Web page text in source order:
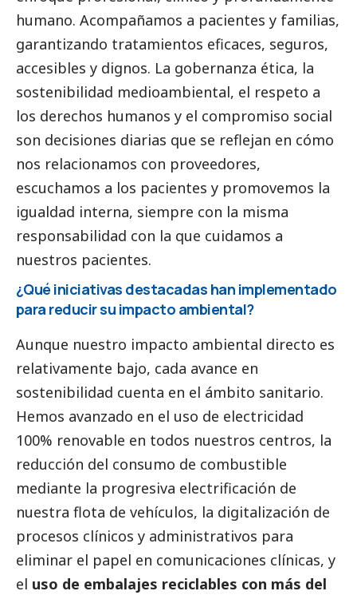
humano. Acompañamos a pacientes y familias,
garantizando tratamientos eficaces, seguros,
accesibles y dignos. La gobernanza ética, la
sostenibilidad medioambiental, el respeto a
los derechos humanos y el compromiso social
son decisiones diarias que se reflejan en cómo
nos relacionamos con proveedores,
escuchamos a los pacientes y promovemos la
igualdad interna, siempre con la misma
responsabilidad con la que cuidamos a
nuestros pacientes.
¿Qué iniciativas destacadas han implementado
para reducir su impacto ambiental?
Aunque nuestro impacto ambiental directo es
relativamente bajo, cada avance en
sostenibilidad cuenta en el ámbito sanitario.
Hemos avanzado en el uso de electricidad
100% renovable en todos nuestros centros, la
reducción del consumo de combustible
mediante la progresiva electrificación de
nuestra flota de vehículos, la digitalización de
procesos clínicos y administrativos para
eliminar el papel en comunicaciones clínicas, y
el uso de embalajes reciclables con más del